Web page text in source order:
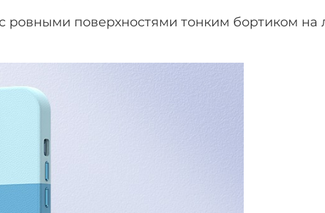
поверхностями тонким бортиком на